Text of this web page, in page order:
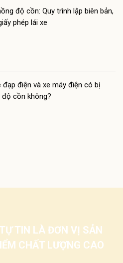
độ cồn: Quy trình lập biên bản,
phép lái xe
đạp điện và xe máy điện có bị
cồn không?
TIN LÀ ĐƠN VỊ SẢN
CHẤT LƯỢNG CAO